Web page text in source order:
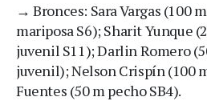
→ Bronces: Sara Vargas (100
mariposa S6); Sharit Yunque
juvenil S11); Darlin Romero
juvenil); Nelson Crispín (100
Fuentes (50 m pecho SB4).